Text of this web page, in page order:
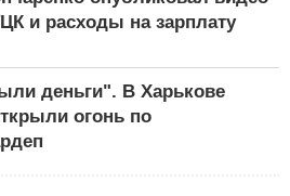
и расходы на зарплату
деньги". В Харькове
огонь по